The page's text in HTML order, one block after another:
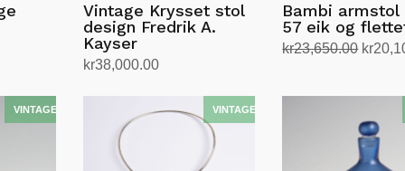
Vintage Krysset stol
design Fredrik A.
Kayser
kr38,000.00
Bambi armstol
57 eik og
kr23,650.00
var:
kr